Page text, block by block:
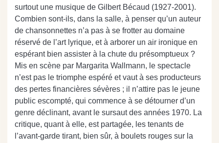
surtout une musique de Gilbert Bécaud (1927-2001).
Combien sont-ils, dans la salle, à penser qu’un auteur
de chansonnettes n’a pas à se frotter au domaine
réservé de l’art lyrique, et à arborer un air ironique en
espérant bien assister à la chute du présomptueux ?
Mis en scène par Margarita Wallmann, le spectacle
n’est pas le triomphe espéré et vaut à ses producteurs
des pertes financières sévères ; il n’attire pas le jeune
public escompté, qui commence à se détourner d’un
genre déclinant, avant le sursaut des années 1970. La
critique, quant à elle, est partagée, les tenants de
l’avant-garde tirant, bien sûr, à boulets rouges sur la